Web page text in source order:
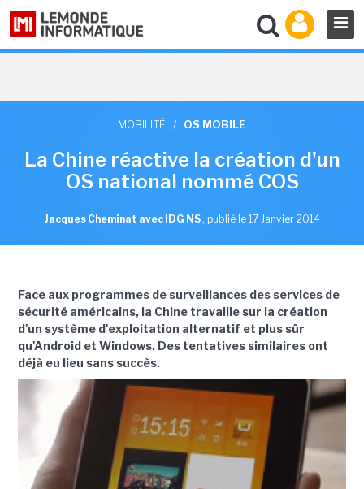
MOBILITÉ / OS MOBILE
La Chine réactive la création d'un
OS national nommé COS
Jacques Cheminat avec IDG NS , publié le 17 Janvier 2014
Face aux programmes de surveillances des services de
sécurité américains, la Chine travaille sur la création
d'un système d'exploitation alternatif et plus sûr
qu'Android et Windows. Des tentatives similaires ont
déjà eu lieu sans succès.